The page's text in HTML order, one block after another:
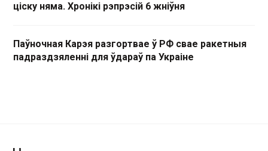
ціску няма. Хронікі рэпрэсій 6 жніўня
Паўночная Карэя разгортвае ў РФ свае ракетныя
падраздзяленні для ўдараў па Украіне